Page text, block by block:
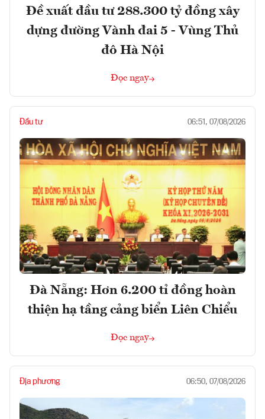
Đề xuất đầu tư 288.300 tỷ đồng xây
dựng đường Vành đai 5 - Vùng Thủ
đô Hà Nội
Đọc ngay
Đầu tư 06:51, 07/08/2026
Đà Nẵng: Hơn 6.200 tỉ đồng hoàn
thiện hạ tầng cảng biển Liên Chiểu
Đọc ngay
Địa phương 06:50, 07/08/2026